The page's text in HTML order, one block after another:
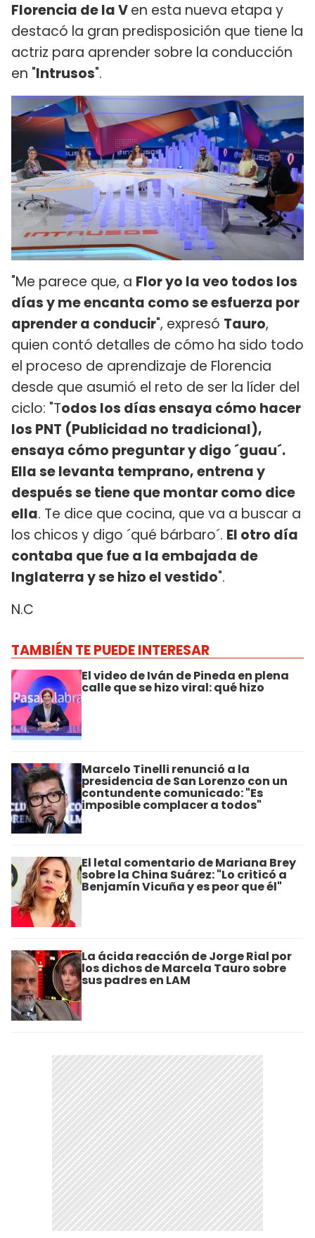
Florencia de la Ven esta nueva etapa y
destacó la gran predisposición que tiene la
actriz para aprender sobre la conducción
en "Intrusos".
"Me parece que, a Flor yo la veo todos los
días y me encanta como se esfuerza por
aprender a conducir", expresó Tauro,
quien contó detalles de cómo ha sido todo
el proceso de aprendizaje de Florencia
desde que asumió el reto de ser la líder del
ciclo: "Todos los días ensaya cómo hacer
los PNT (Publicidad no tradicional),
ensaya cómo preguntar y digo ´guau´.
Ella se levanta temprano, entrena y
después se tiene que montar como dice
ella. Te dice que cocina, que va a buscar a
los chicos y digo ´qué bárbaro´. El otro día
contaba que fue a la embajada de
Inglaterra y se hizo el vestido".
N.C
TAMBIÉN TE PUEDE INTERESAR
El video de Iván de Pineda en plena
calle que se hizo viral: qué hizo
Marcelo Tinelli renunció a la
presidencia de San Lorenzo con un
contundente comunicado: "Es
imposible complacer a todos"
El letal comentario de Mariana Brey
sobre la China Suárez: "Lo criticó a
Benjamín Vicuña y es peor que él"
La ácida reacción de Jorge Rial por
los dichos de Marcela Tauro sobre
sus padres en LAM